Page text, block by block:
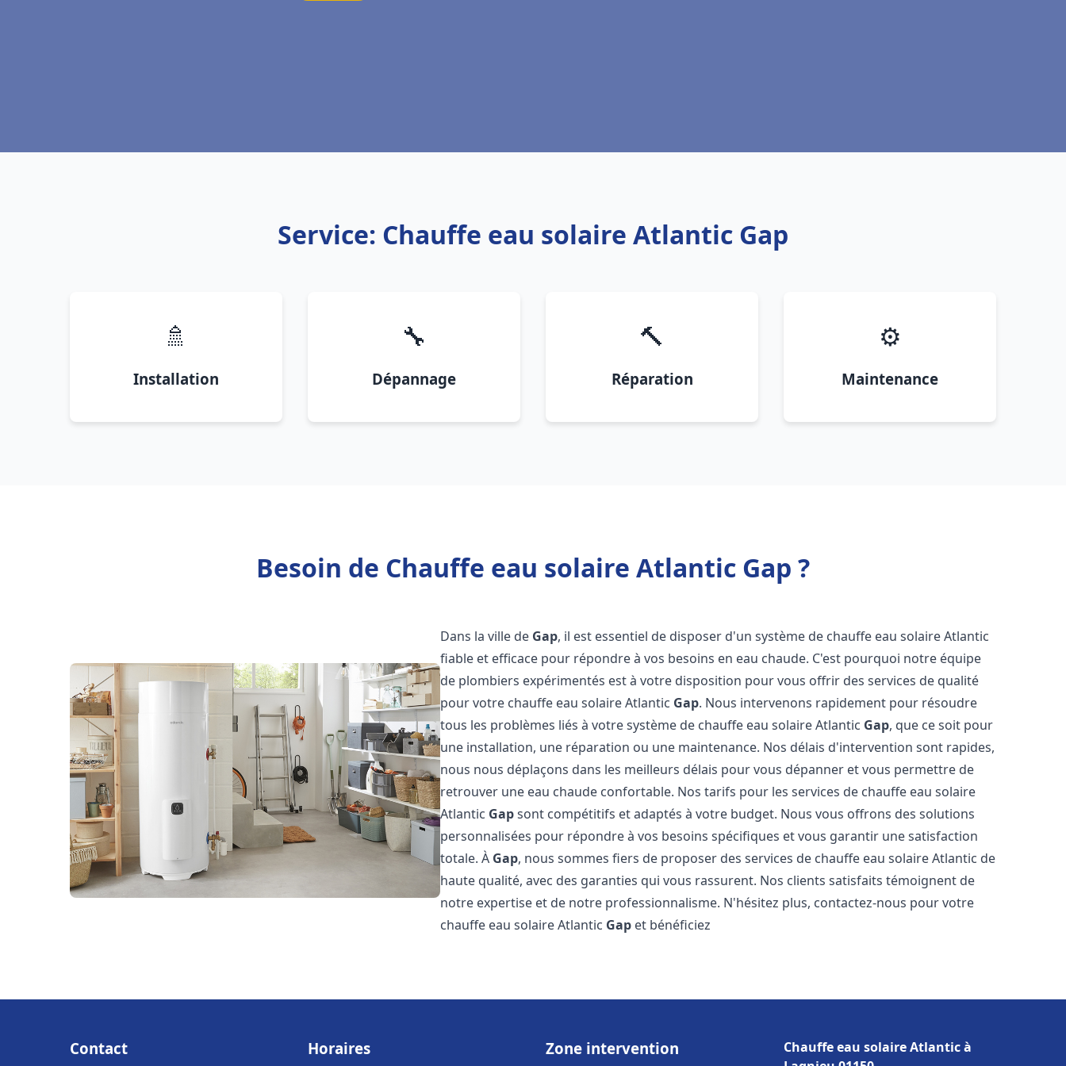
Service: Chauffe eau solaire Atlantic Gap
🚿
Installation
🔧
Dépannage
🔨
Réparation
⚙️
Maintenance
Besoin de Chauffe eau solaire Atlantic Gap ?
Dans la ville de Gap, il est essentiel de disposer d'un système de chauffe eau solaire Atlantic
fiable et efficace pour répondre à vos besoins en eau chaude. C'est pourquoi notre équipe
de plombiers expérimentés est à votre disposition pour vous offrir des services de qualité
pour votre chauffe eau solaire Atlantic Gap. Nous intervenons rapidement pour résoudre
tous les problèmes liés à votre système de chauffe eau solaire Atlantic Gap, que ce soit pour
une installation, une réparation ou une maintenance. Nos délais d'intervention sont rapides,
nous nous déplaçons dans les meilleurs délais pour vous dépanner et vous permettre de
retrouver une eau chaude confortable. Nos tarifs pour les services de chauffe eau solaire
Atlantic Gapsont compétitifs et adaptés à votre budget. Nous vous offrons des solutions
personnalisées pour répondre à vos besoins spécifiques et vous garantir une satisfaction
totale. À Gap, nous sommes fiers de proposer des services de chauffe eau solaire Atlantic de
haute qualité, avec des garanties qui vous rassurent. Nos clients satisfaits témoignent de
notre expertise et de notre professionnalisme. N'hésitez plus, contactez-nous pour votre
chauffe eau solaire Atlantic Gap et bénéficiez
Contact Horaires Zone intervention
Chauffe eau solaire Atlantic à